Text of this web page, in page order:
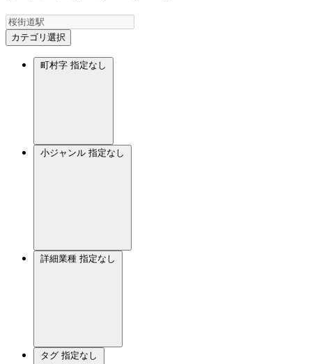
カテゴリ選択
町村字 指定なし
小ジャンル 指定なし
詳細業種 指定なし
タグ 指定なし